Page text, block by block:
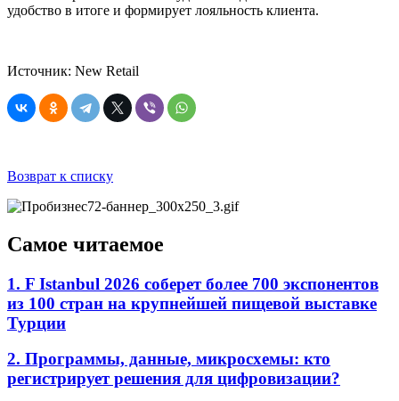
удобство в итоге и формирует лояльность клиента.
Источник: New Retail
Возврат к списку
Самое читаемое
1. F Istanbul 2026 соберет более 700 экспонентов
из 100 стран на крупнейшей пищевой выставке
Турции
2. Программы, данные, микросхемы: кто
регистрирует решения для цифровизации?